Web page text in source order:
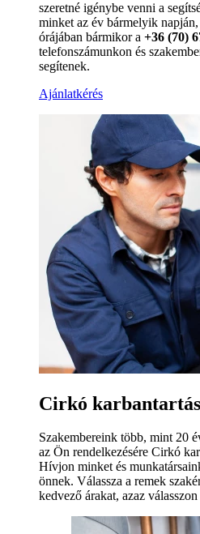
szeretné igénybe venni a
minket az év bármelyik napján,
órájában bármikor a +36 (70)
telefonszámunkon és
segítenek.
Ajánlatkérés
Cirkó
Szakembereink több, mint 20
az Ön rendelkezésére Cirkó
Hívjon minket és
önnek. Válassza a remek
kedvező árakat, azaz